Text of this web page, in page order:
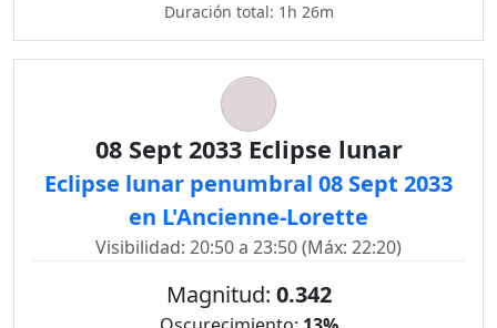
Duración total: 1h 26m
08 Sept 2033 Eclipse lunar
Eclipse lunar penumbral 08 Sept 2033
en L'Ancienne-Lorette
Visibilidad: 20:50 a 23:50 (Máx: 22:20)
Magnitud: 0.342